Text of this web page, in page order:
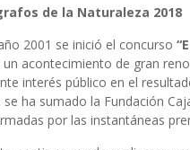
de la Naturaleza 2018
2001 se inició el concurso
acontecimiento de gran
interés público en el
se ha sumado la Fundación
por las instantáneas